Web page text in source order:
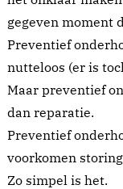
gegeven moment
Preventief
nutteloos (er is
Maar preventief
dan reparatie.
Preventief
voorkomen
Zo simpel is het.